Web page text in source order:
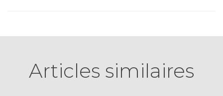
Articles similaires